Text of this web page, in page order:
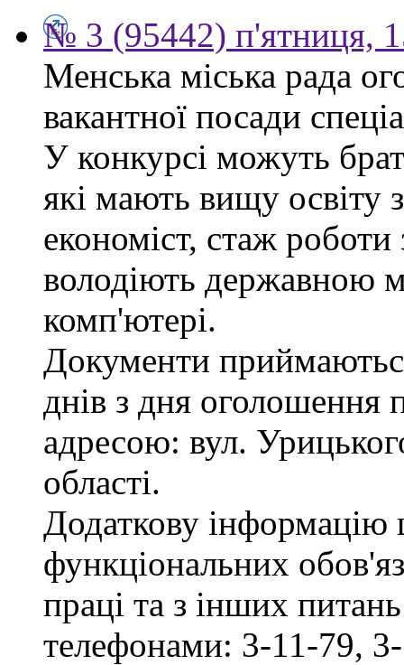
№ 3 (95442) п'ятниця,
Менська міська рада
вакантної посади
У конкурсі можуть
які мають вищу освіту
економіст, стаж
володіють державною
комп'ютері.
Документи
днів з дня оголошення
адресою: вул.
області.
Додаткову
функціональних
праці та з інших
телефонами: 3-11-79,